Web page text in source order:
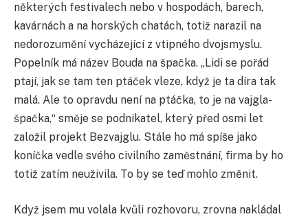
některých festivalech nebo v hospodách, barech,
kavárnách a na horských chatách, totiž narazil na
nedorozumění vycházející z vtipného dvojsmyslu.
Popelník má název Bouda na špačka. „Lidi se pořád
ptají, jak se tam ten ptáček vleze, když je ta díra tak
malá. Ale to opravdu není na ptáčka, to je na vajgla-
špačka,“ směje se podnikatel, který před osmi let
založil projekt Bezvajglu. Stále ho má spíše jako
koníčka vedle svého civilního zaměstnání, firma by ho
totiž zatím neuživila. To by se teď mohlo změnit.
Když jsem mu volala kvůli rozhovoru, zrovna nakládal